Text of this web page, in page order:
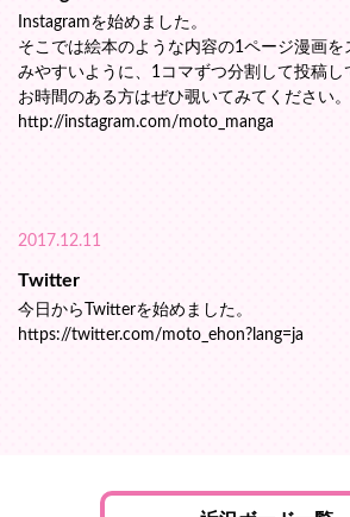
Instagramを始めました。
そこでは絵本のような内容の1ページ漫画
みやすいように、1コマずつ分割して投稿し
お時間のある方はぜひ覗いてみてください。
http://instagram.com/moto_manga
2017.12.11
Twitter
今日からTwitterを始めました。
https://twitter.com/moto_ehon?lang=ja